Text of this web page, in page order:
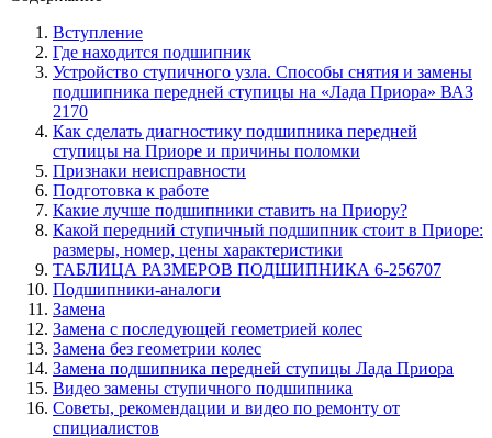
Вступление
Где находится подшипник
Устройство ступичного узла. Cпособы снятия и замены
подшипника передней ступицы на «Лада Приора» ВАЗ
2170
Как сделать диагностику подшипника передней
ступицы на Приоре и причины поломки
Признаки неисправности
Подготовка к работе
Какие лучше подшипники ставить на Приору?
Какой передний ступичный подшипник стоит в Приоре:
размеры, номер, цены характеристики
ТАБЛИЦА РАЗМЕРОВ ПОДШИПНИКА 6-256707
Подшипники-аналоги
Замена
Замена с последующей геометрией колес
Замена без геометрии колес
Замена подшипника передней ступицы Лада Приора
Видео замены ступичного подшипника
Советы, рекомендации и видео по ремонту от
спициалистов